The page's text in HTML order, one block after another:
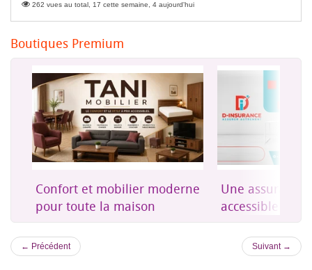
262 vues au total, 17 cette semaine, 4 aujourd'hui
Boutiques Premium
Confort et mobilier moderne
pour toute la maison
Une
accessible à
← Précédent Suivant →